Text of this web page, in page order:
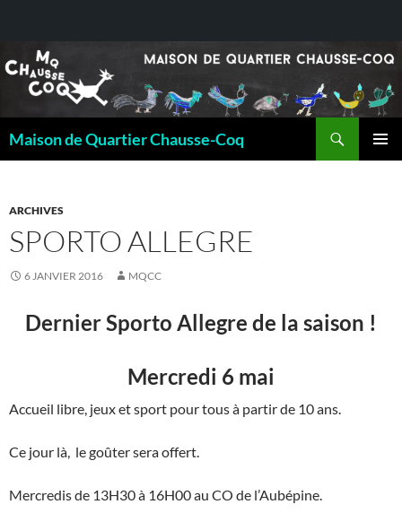
Maison de Quartier Chausse-Coq
ARCHIVES
SPORTO ALLEGRE
6 JANVIER 2016 MQCC
Dernier Sporto Allegre de la saison !
Mercredi 6 mai
Accueil libre, jeux et sport pour tous à partir de 10 ans.
Ce jour là, le goûter sera offert.
Mercredis de 13H30 à 16H00 au CO de l’Aubépine.